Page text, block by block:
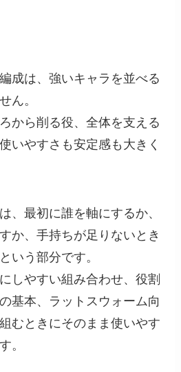
成は、強いキャラを並べる
ん。
から削る役、全体を支える
いやすさも安定感も大きく
、最初に誰を軸にするか、
か、手持ちが足りないとき
いう部分です。
しやすい組み合わせ、役割
基本、ラットスウォーム向
むときにそのまま使いやす
。